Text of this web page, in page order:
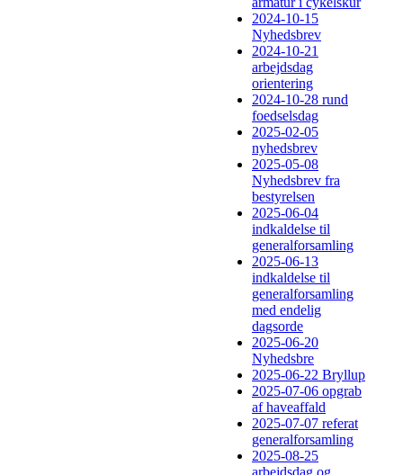
2024-10-15
Nyhedsbrev
2024-10-21
arbejdsdag
orientering
2024-10-28 rund
foedselsdag
2025-02-05
nyhedsbrev
2025-05-08
Nyhedsbrev fra
bestyrelsen
2025-06-04
indkaldelse til
generalforsamling
2025-06-13
indkaldelse til
generalforsamling
med endelig
dagsorde
2025-06-20
Nyhedsbre
2025-06-22 Bryllup
2025-07-06 opgrab
af haveaffald
2025-07-07 referat
generalforsamling
2025-08-25
arbejdsdag og